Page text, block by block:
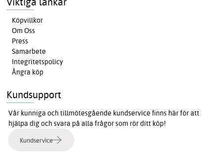
Köpvillkor
Om Oss
Press
Samarbete
Integritetspolicy
Ångra köp
Kundsupport
Vår kunniga och tillmötesgående kundservice finns här för att
hjälpa dig och svara på alla frågor som rör ditt köp!
Kundservice